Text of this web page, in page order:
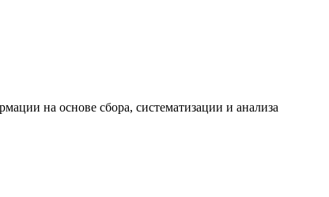
на основе сбора, систематизации и анализа